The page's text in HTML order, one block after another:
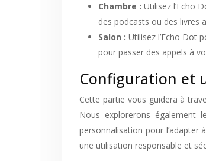
Chambre :Utilisez l’Echo
des podcasts ou des livres
Salon :Utilisez l’Echo Dot
pour passer des appels à
Configuration et
Cette partie vous guidera à
Nous explorerons également
personnalisation pour
une utilisation responsable et